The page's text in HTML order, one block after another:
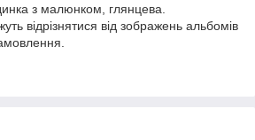
з малюнком, глянцева.
відрізнятися від зображень альбомів